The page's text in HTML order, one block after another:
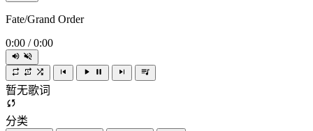
Fate/Grand Order
0:00 / 0:00
暂无歌词
分类